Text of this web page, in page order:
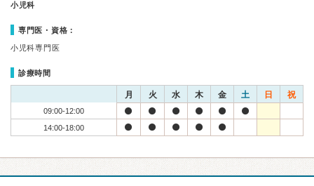
小児科
専門医・資格：
小児科専門医
診療時間
月 火 水 木 金 土 日 祝
09:00-12:00
14:00-18:00